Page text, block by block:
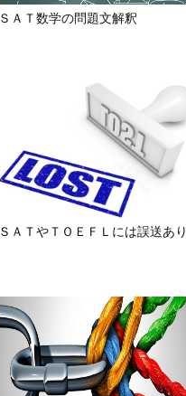
ＳＡＴ数学の問題文解釈
ＳＡＴやＴＯＥＦＬには誤送あり